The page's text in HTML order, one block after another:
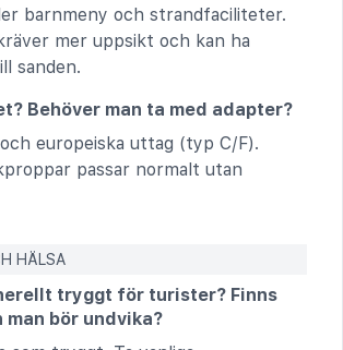
barnmeny och strandfaciliteter.
mer uppsikt och kan ha
sanden.
Behöver man ta med adapter?
europeiska uttag (typ C/F).
passar normalt utan
HÄLSA
tryggt för turister? Finns
man bör undvika?